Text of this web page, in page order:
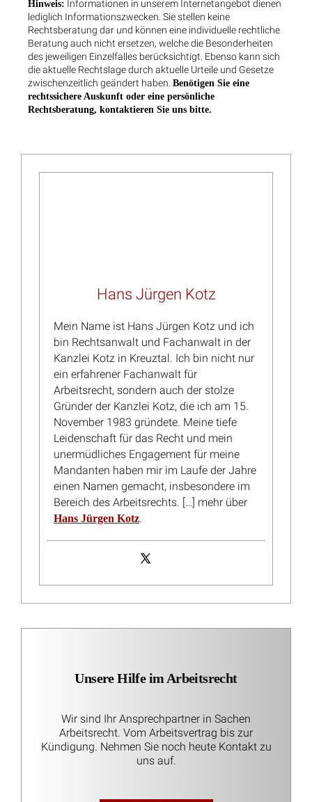
Schwerbehinderung im Bewerbungsverfahren: 11.250
Euro Entschädigung zugesprochen
Annahmeverzugslohn nach deutschem Recht: US-
Rechtswahl schließt ihn nicht aus
Erstattungsanspruch nach dem Infektionsschutzgesetz:
Home-Office ohne Verdienstausfall